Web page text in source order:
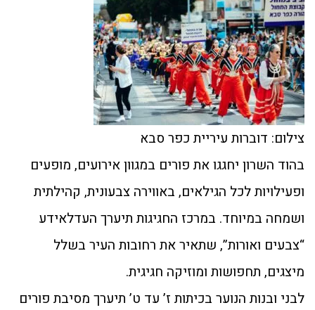
צילום: דוברות עיריית כפר סבא
בהוד השרון יחגגו את פורים במגוון אירועים, מופעים
ופעילויות לכל הגילאים, באווירה צבעונית, קהילתית
ושמחה במיוחד. במרכז החגיגות תיערך העדלאידע
“צבעים ואורות”, שתאיר את רחובות העיר בשלל
מיצגים, תחפושות ומוזיקה חגיגית.
לבני ובנות הנוער בכיתות ז’ עד ט’ תיערך מסיבת פורים